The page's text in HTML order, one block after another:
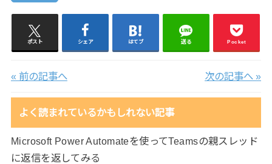
ポスト シェア はてブ 送る Pocket
« 前の記事へ 次の記事へ »
よく読まれているかもしれない記事
Microsoft Power Automateを使ってTeamsの親スレッド
に返信を返してみる